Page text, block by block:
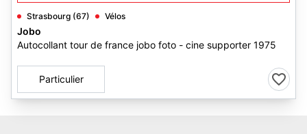
Strasbourg (67) Vélos
Jobo
Autocollant tour de france jobo foto - cine supporter 1975
Particulier